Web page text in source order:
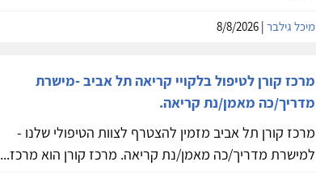
מיכל גילבר| 8/8/2026
מרכז קורן לטיפול בלקויי קריאה תל אביב -מישרת
מדריך/כה מאמן/נת קריאה.
מרכז קורן תל אביב מזמין להצטרף לצוות הטיפולי שלנו -
למישרת מדריך/כה מאמן/נת קריאה. מרכז קורן הוא מרכז...